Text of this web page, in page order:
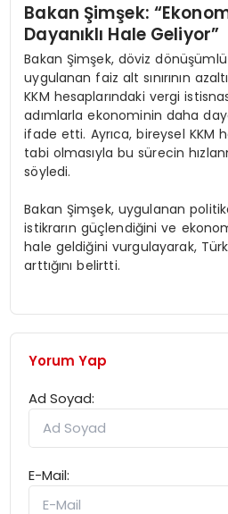
Bakan Şimşek:
Dayanıklı Hale Geliyor”
Bakan Şimşek, döviz dönüşümlü
uygulanan faiz alt sınırının
KKM hesaplarındaki vergi
adımlarla ekonominin daha
ifade etti. Ayrıca, bireysel KKM
tabi olmasıyla bu sürecin
söyledi.
Bakan Şimşek, uygulanan
istikrarın güçlendiğini ve
hale geldiğini vurgulayarak,
arttığını belirtti.
Yorum Yap
Ad Soyad:
E-Mail: